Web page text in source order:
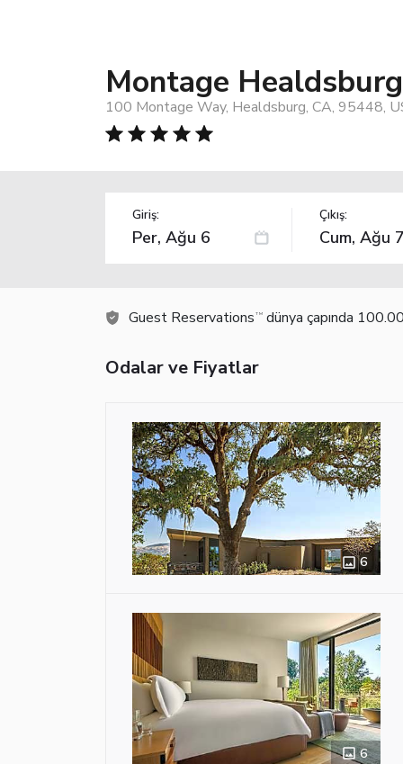
Montage Healdsburg
100 Montage Way, Healdsburg, CA, 95448,
Giriş: Çıkış:
Guest Reservations TM dünya çapında
Odalar ve Fiyatlar
6
6